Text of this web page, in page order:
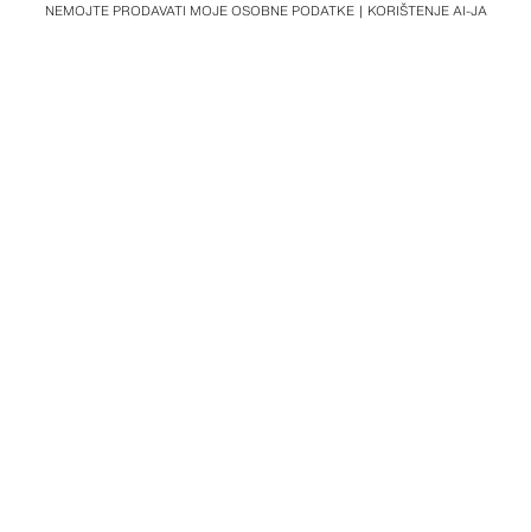
NEMOJTE PRODAVATI MOJE OSOBNE PODATKE KORIŠTENJE AI-JA